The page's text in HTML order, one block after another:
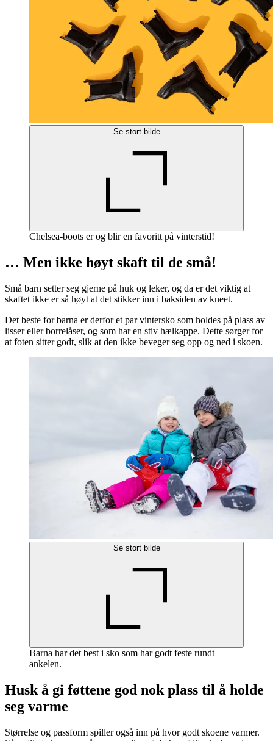
Se stort bilde
Chelsea-boots er og blir en favoritt på vinterstid!
… Men ikke høyt skaft til de små!
Små barn setter seg gjerne på huk og leker, og da er det viktig at
skaftet ikke er så høyt at det stikker inn i baksiden av kneet.
Det beste for barna er derfor et par vintersko som holdes på plass av
lisser eller borrelåser, og som har en stiv hælkappe. Dette sørger for
at foten sitter godt, slik at den ikke beveger seg opp og ned i skoen.
Se stort bilde
Barna har det best i sko som har godt feste rundt
ankelen.
Husk å gi føttene god nok plass til å holde
seg varme
Størrelse og passform spiller også inn på hvor godt skoene varmer.